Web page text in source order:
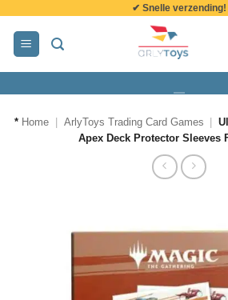
inhoud
✔ Snelle verzending!
* Home ArlyToys Trading Card Games
Apex Deck Protector Sleeves